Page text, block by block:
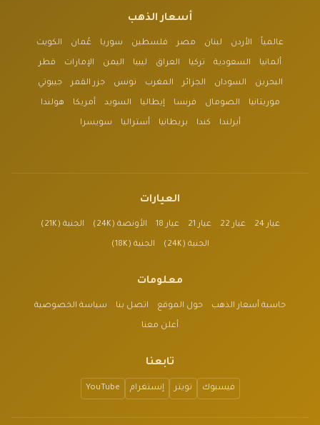
أسعار الذهب
عالمياً الأردن لبنان مصر فلسطين سوريا عُمان الكويت
ألمانيا السعودية تركيا العراق ليبيا اليمن الإمارات قطر
البحرين السودان الجزائر المغرب تونس جزر القمر جيبوتي
موريتانيا الصومال فرنسا إيطاليا السويد أمريكا هولندا
أيرلندا كندا بريطانيا أستراليا سويسرا
العيارات
عيار 24 عيار 22 عيار 21 عيار 18 الأونصة (24K) الجنية (21K)
الجنية (24K) الجنية (18K)
معلومات
حاسبة أسعار الذهب حول الموقع اتصل بنا سياسة الخصوصية
أعلن معنا
تابعنا
فيسبوك تويتر إنستغرام YouTube